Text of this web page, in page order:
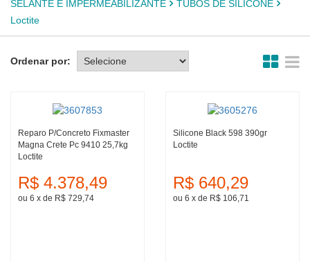
SELANTE E IMPERMEABILIZANTE
TUBOS DE SILICONE
Loctite
Ordenar por:
Reparo P/concreto Fixmaster
Magna Crete Pc 9410 25,7kg
Loctite
R$ 4.378,49
ou 6 x de R$ 729,74
Silicone Black 598 390gr
Loctite
R$ 640,29
ou 6 x de R$ 106,71